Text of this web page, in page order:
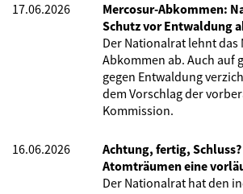
17.06.2026
Mercosur-Abkommen:
Schutz vor Entwaldung
Der Nationalrat lehnt das
Abkommen ab. Auch auf
gegen Entwaldung
dem Vorschlag der
Kommission.
16.06.2026
Achtung, fertig,
Atomträumen eine
Der Nationalrat hat den